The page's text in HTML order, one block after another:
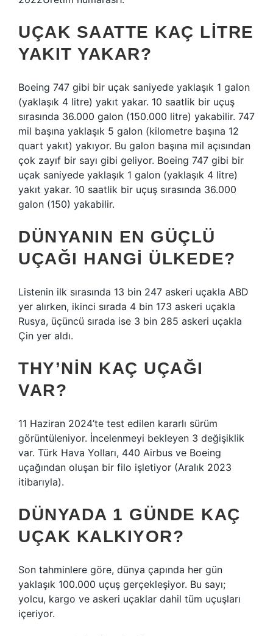
UÇAK SAATTE KAÇ LITRE
YAKIT YAKAR?
Boeing 747 gibi bir uçak saniyede yaklaşık 1 galon
(yaklaşık 4 litre) yakıt yakar. 10 saatlik bir uçuş
sırasında 36.000 galon (150.000 litre) yakabilir. 747
mil başına yaklaşık 5 galon (kilometre başına 12
quart yakıt) yakıyor. Bu galon başına mil açısından
çok zayıf bir sayı gibi geliyor. Boeing 747 gibi bir
uçak saniyede yaklaşık 1 galon (yaklaşık 4 litre)
yakıt yakar. 10 saatlik bir uçuş sırasında 36.000
galon (150) yakabilir.
DÜNYANIN EN GÜÇLÜ
UÇAĞI HANGI ÜLKEDE?
Listenin ilk sırasında 13 bin 247 askeri uçakla ABD
yer alırken, ikinci sırada 4 bin 173 askeri uçakla
Rusya, üçüncü sırada ise 3 bin 285 askeri uçakla
Çin yer aldı.
THY’NIN KAÇ UÇAĞI
VAR?
11 Haziran 2024’te test edilen kararlı sürüm
görüntüleniyor. İncelenmeyi bekleyen 3 değişiklik
var. Türk Hava Yolları, 440 Airbus ve Boeing
uçağından oluşan bir filo işletiyor (Aralık 2023
itibarıyla).
DÜNYADA 1 GÜNDE KAÇ
UÇAK KALKIYOR?
Son tahminlere göre, dünya çapında her gün
yaklaşık 100.000 uçuş gerçekleşiyor. Bu sayı;
yolcu, kargo ve askeri uçaklar dahil tüm uçuşları
içeriyor.